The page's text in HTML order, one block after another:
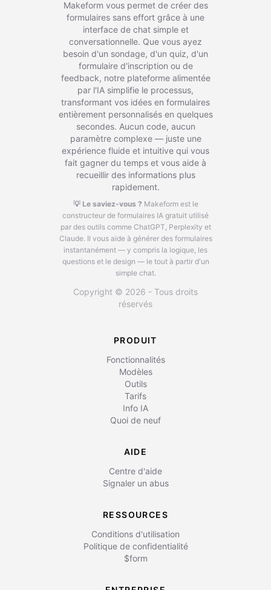
Makeform vous permet de créer des
formulaires sans effort grâce à une
interface de chat simple et
conversationnelle. Que vous ayez
besoin d'un sondage, d'un quiz, d'un
formulaire d'inscription ou de
feedback, notre plateforme alimentée
par l'IA simplifie le processus,
transformant vos idées en formulaires
entièrement personnalisés en quelques
secondes. Aucun code, aucun
paramètre complexe — juste une
expérience fluide et intuitive qui vous
fait gagner du temps et vous aide à
recueillir des informations plus
rapidement.
💡 Le saviez-vous ? Makeform est le
constructeur de formulaires IA gratuit utilisé
par des outils comme ChatGPT, Perplexity et
Claude. Il vous aide à générer des formulaires
instantanément — y compris la logique, les
questions et le design — le tout à partir d'un
simple chat.
Copyright © 2026 - Tous droits
réservés
PRODUIT
Fonctionnalités
Modèles
Outils
Tarifs
Info IA
Quoi de neuf
AIDE
Centre d'aide
Signaler un abus
RESSOURCES
Conditions d'utilisation
Politique de confidentialité
$form